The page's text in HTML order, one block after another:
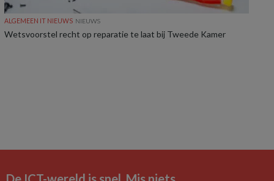
ALGEMEEN IT NIEUWS NIEUWS
Wetsvoorstel recht op reparatie te laat bij Tweede Kamer